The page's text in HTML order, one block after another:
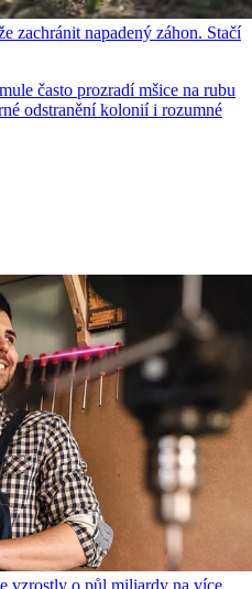
zachránit napadený záhon. Stačí
často prozradí mšice na rubu
odstranění kolonií i rozumné